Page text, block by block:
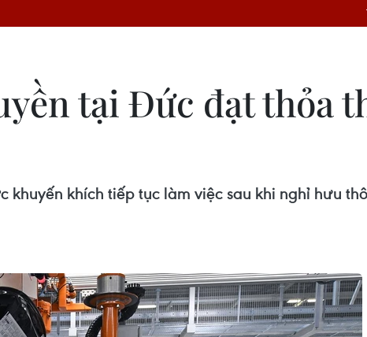
tại Đức đạt thỏa
khuyến khích tiếp tục làm việc sau khi nghỉ hưu